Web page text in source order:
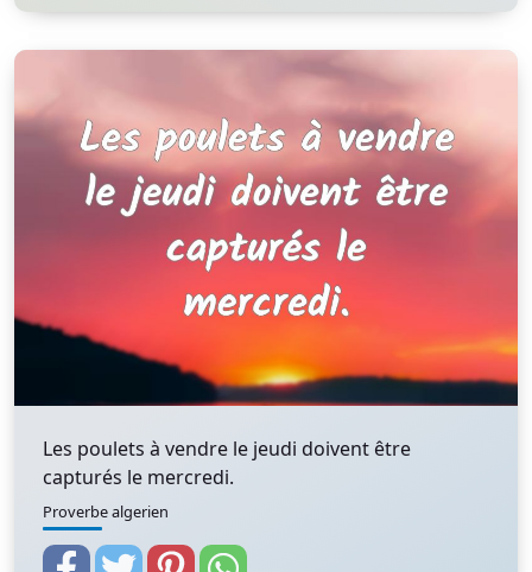
Les poulets à vendre le jeudi doivent être
capturés le mercredi.
Proverbe algerien